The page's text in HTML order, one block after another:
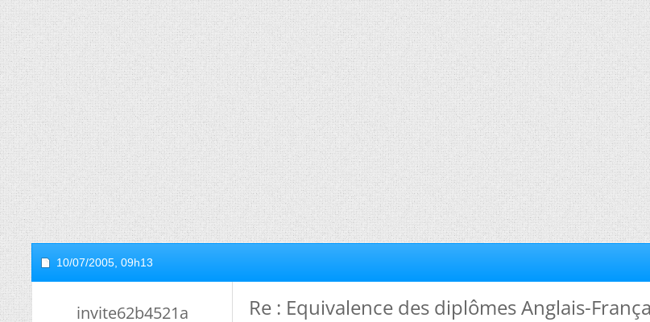
10/07/2005, 09h13
invite62b4521a Re : Equivalence des diplômes Anglais-